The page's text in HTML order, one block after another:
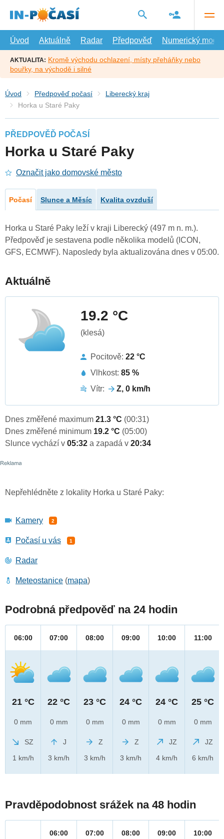
hlavní
Úvod
Aktuálně Radar Předpověď Numerický model
AKTUALITA: Kromě východu ochlazení, místy přeháňky nebo
bouřky, na východě i silné
Úvod Předpověď počasí
Liberecký kraj
Horka u Staré Paky
PŘEDPOVĚĎ POČASÍ
Horka u Staré Paky
Označit jako domovské město
Počasí Slunce a Měsíc Kvalita ovzduší
Horka u Staré Paky leží v kraji Liberecký (497 m n. m.).
Předpověď je sestavena podle několika modelů (ICON,
GFS, ECMWF). Naposledy byla aktualizována dnes v 05:00.
Aktuálně
19.2 °C
(klesá)
Pocitově: 22 °C
Vlhkost: 85 %
Vítr:
Z, 0 km/h
Dnes změřené maximum 21.3 °C (00:31)
Dnes změřené minimum 19.2 °C (05:00)
Slunce vychází v 05:32 a zapadá v 20:34
Nepřehlédněte z lokality Horka u Staré Paky:
Kamery 2
Počasí u vás 1
Radar
Meteostanice (mapa)
Podrobná předpověď na 24 hodin
06:00
21 °C
0 mm
SZ
1 km/h
07:00
22 °C
0 mm
J
3 km/h
08:00
23 °C
0 mm
Z
3 km/h
09:00
24 °C
0 mm
Z
3 km/h
10:00
24 °C
0 mm
JZ
4 km/h
11:00
25 °C
0 mm
JZ
6 km/h
Pravděpodobnost srážek na 48 hodin
06:00
07:00
08:00
09:00
10:00